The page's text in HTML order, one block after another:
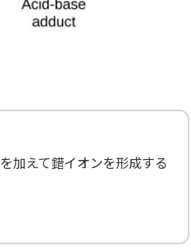
を加えて錯イオンを形成する